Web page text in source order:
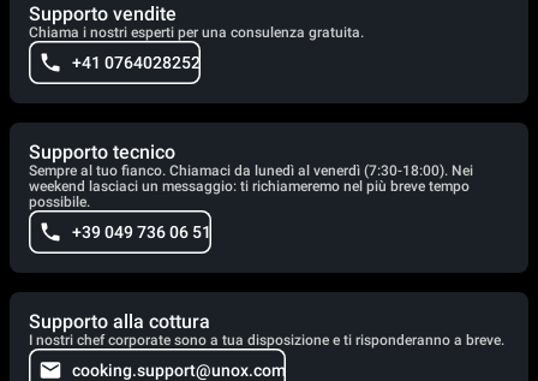
Supporto vendite
Chiama i nostri esperti per una consulenza gratuita.
+41 0764028252
Supporto tecnico
Sempre al tuo fianco. Chiamaci da lunedì al venerdì (7:30-18:00). Nei
weekend lasciaci un messaggio: ti richiameremo nel più breve tempo
possibile.
+39 049 736 06 51
Supporto alla cottura
I nostri chef corporate sono a tua disposizione e ti risponderanno a breve.
cooking.support@unox.com